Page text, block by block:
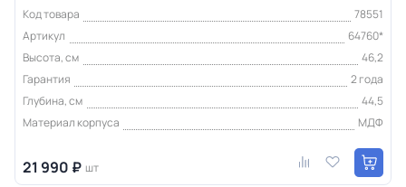
Код товара
78551
Артикул
64760*
Высота, см
46,2
Гарантия
2 года
Глубина, см
44,5
Материал корпуса
МДФ
21 990 ₽ шт